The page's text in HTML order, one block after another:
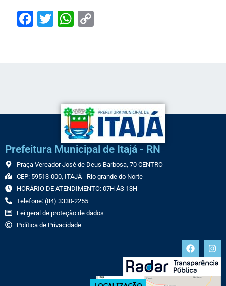
Facebook
TwitterWhatsApp
Prefeitura Municipal de Itajá - RN
Praça Vereador José de Deus Barbosa, 70 CENTRO
CEP: 59513-000, ITAJÁ - Rio grande do Norte
HORÁRIO DE ATENDIMENTO: 07H ÀS 13H
Telefone: (84) 3330-2255
Lei geral de proteção de dados
Política de Privacidade